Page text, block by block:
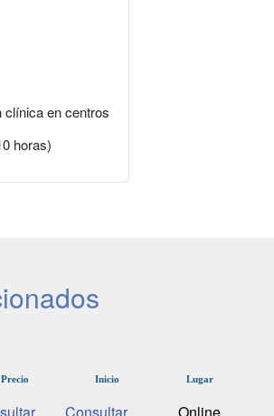
clínica en centros
horas)
Precio Inicio Lugar